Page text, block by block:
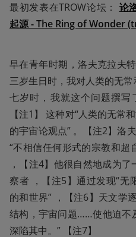
最初发表在TROW论坛： 论
起源 - The Ring of Wonder
早在青年时期，洛夫克拉夫
三岁生日时，我对人类的无
七岁时，我就这个问题撰写
【注1】 这种对“人类的无常
的宇宙论观点” 。【注2】洛
“不相信任何形式的宗教和超
，【注4】他很自然地成为
察者 ，【注5】通过发现“无
的和世界” ，【注6】天文学
结构，宇宙问题……使他迫不
深陷其中。” 【注7】